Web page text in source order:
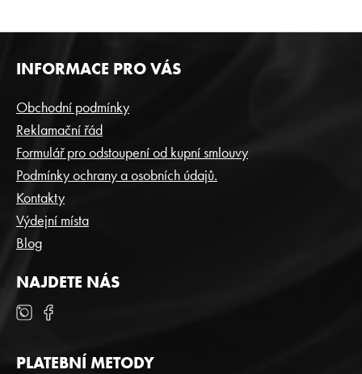
Z
Á
P
A
T
Í
INFORMACE PRO VÁS
Obchodní podmínky
Reklamační řád
Formulář pro odstoupení od kupní smlouvy
Podmínky ochrany a osobních údajů.
Kontakty
Výdejní místa
Blog
NAJDETE NÁS
PLATEBNÍ METODY